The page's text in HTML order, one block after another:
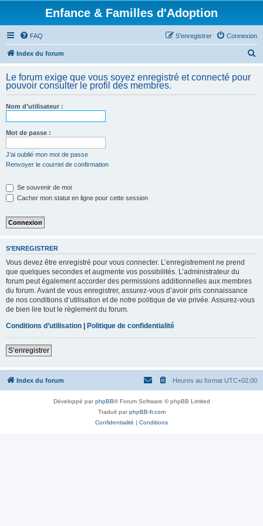
Enfance & Familles d'Adoption
FAQ Connexion
S’enregistrer
Index du forum
h
Le forum exige que vous soyez enregistré et connecté pour
pouvoir consulter le profil des membres.
Nom d’utilisateur :
Mot de passe :
J’ai oublié mon mot de passe
Renvoyer le courriel de confirmation
Se souvenir de moi
Cacher mon statut en ligne pour cette session
S’ENREGISTRER
Vous devez être enregistré pour vous connecter. L’enregistrement ne prend
que quelques secondes et augmente vos possibilités. L’administrateur du
forum peut également accorder des permissions additionnelles aux membres
du forum. Avant de vous enregistrer, assurez-vous d’avoir pris connaissance
de nos conditions d’utilisation et de notre politique de vie privée. Assurez-vous
de bien lire tout le règlement du forum.
Conditions d’utilisation | Politique de confidentialité
S’enregistrer
Index du forum Heures au format UTC+02:00
Développé parphpBB® Forum Software © phpBB Limited
Traduit parphpBB-fr.com
Confidentialité | Conditions